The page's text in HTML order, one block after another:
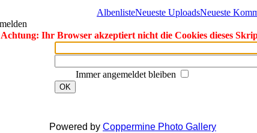
AlbenlisteNeueste UploadsNeueste
Achtung: Ihr Browser akzeptiert nicht die Cookies dieses
Immer angemeldet bleiben
OK
Powered by Coppermine Photo Gallery